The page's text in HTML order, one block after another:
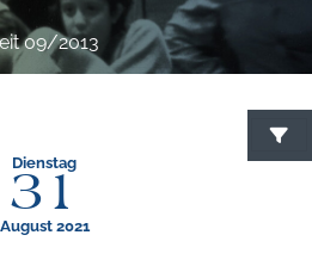
09/2013
Dienstag
31
August 2021